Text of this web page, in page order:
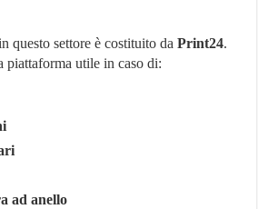
questo settore è costituito daPrint24.
piattaforma utile in caso di:
ad anello